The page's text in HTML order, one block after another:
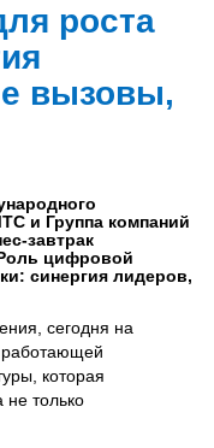
роста
вызовы,
и Группа компаний
завтрак
цифровой
синергия лидеров,
сегодня на
работающей
которая
не только